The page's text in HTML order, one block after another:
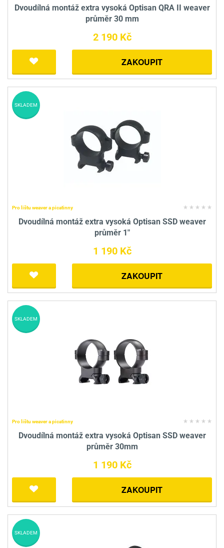
Dvoudílná montáž extra vysoká Optisan QRA II weaver
průměr 30 mm
2 190 Kč
ZAKOUPIT
Pro lištu weaver a picatinny
Dvoudílná montáž extra vysoká Optisan SSD weaver
průměr 1"
1 190 Kč
ZAKOUPIT
SKLADEM
Pro lištu weaver a picatinny
Dvoudílná montáž extra vysoká Optisan SSD weaver
průměr 30mm
1 190 Kč
ZAKOUPIT
SKLADEM
SKLADEM